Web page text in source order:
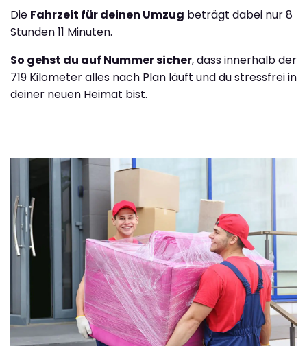
Die Fahrzeit für deinen Umzug beträgt dabei nur 8
Stunden 11 Minuten.
So gehst du auf Nummer sicher, dass innerhalb der
719 Kilometer alles nach Plan läuft und du stressfrei in
deiner neuen Heimat bist.